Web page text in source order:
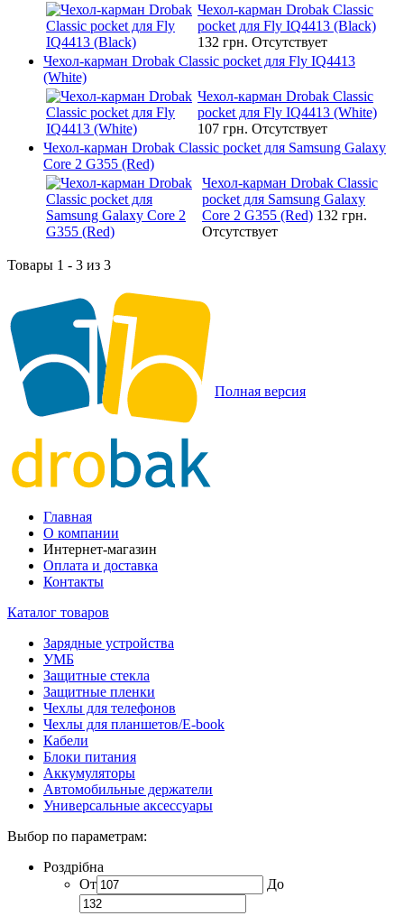
Чехол-карман Drobak Classic
pocket для Fly IQ4413 (Black)
132 грн. Отсутствует
Чехол-карман Drobak Classic pocket для Fly IQ4413
(White)
Чехол-карман Drobak Classic
pocket для Fly IQ4413 (White)
107 грн. Отсутствует
Чехол-карман Drobak Classic pocket для Samsung Galaxy
Core 2 G355 (Red)
Чехол-карман Drobak Classic
pocket для Samsung Galaxy
Core 2 G355 (Red) 132 грн.
Отсутствует
Товары 1 - 3 из 3
Полная версия
Главная
О компании
Интернет-магазин
Оплата и доставка
Контакты
Каталог товаров
Зарядные устройства
УМБ
Защитные стекла
Защитные пленки
Чехлы для телефонов
Чехлы для планшетов/E-book
Кабели
Блоки питания
Аккумуляторы
Автомобильные держатели
Универсальные аксессуары
Выбор по параметрам:
Роздрібна
От
До